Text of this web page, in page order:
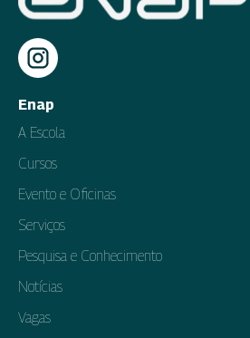
Enap
A Escola
Cursos
Evento e Oficinas
Serviços
Pesquisa e Conhecimento
Notícias
Vagas